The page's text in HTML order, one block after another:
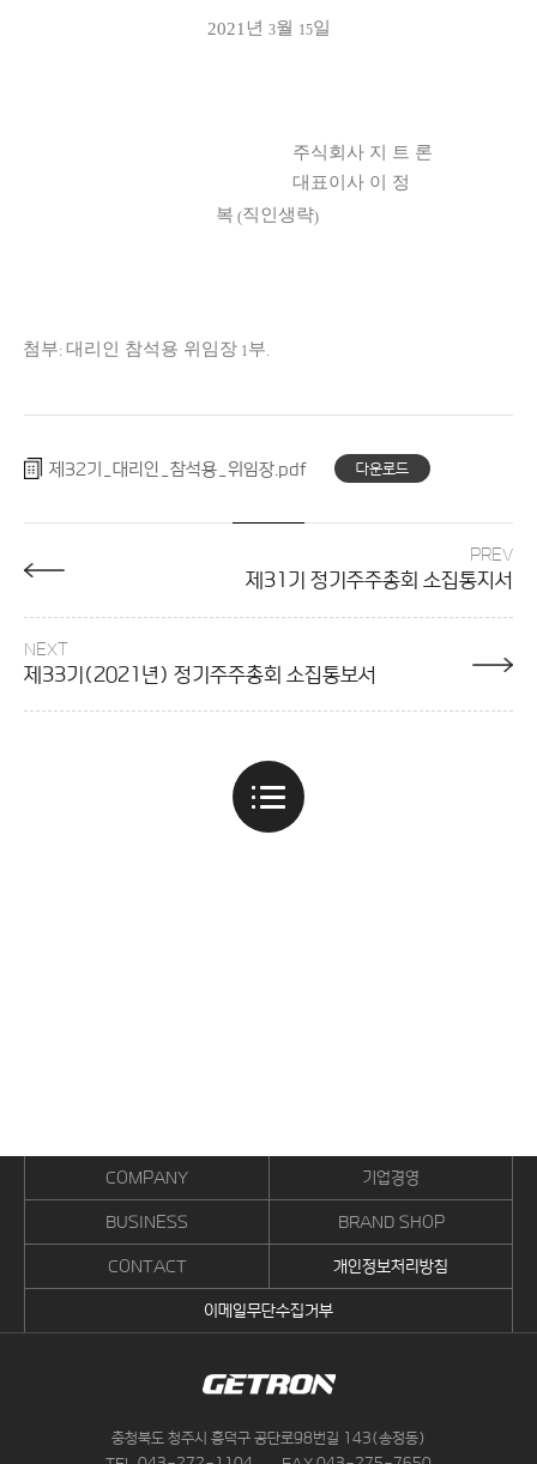
2021 년 3월 15일
주식회사 지 트 론
대표이사 이 정
복 (직인생략)
첨부:대리인 참석용 위임장 1부.
제32기_대리인_참석용_위임장 다운로드
PREV
제31기 정기주주총회 소집통지서
NEXT
제33기(2021년) 정기주주총회 소집통보서
COMPANY 기업경영
BUSINESS BRAND SHOP
CONTACT 개인정보처리방침
이메일무단수집거부
충청북도 청주시 흥덕구 공단로98번길 143(송정동)